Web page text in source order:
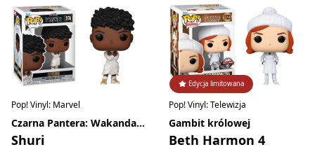
Pop! Vinyl: Marvel
Czarna Pantera: Wakanda w moim sercu
Shuri
Edycja limitowana
Pop! Vinyl: Telewizja
Gambit królowej
Beth Harmon 4